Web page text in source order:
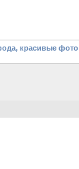
красивые фото